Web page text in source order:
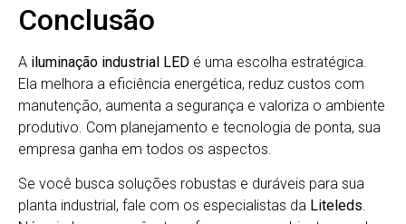
Conclusão
A iluminação industrial LED é uma escolha estratégica.
Ela melhora a eficiência energética, reduz custos com
manutenção, aumenta a segurança e valoriza o ambiente
produtivo. Com planejamento e tecnologia de ponta, sua
empresa ganha em todos os aspectos.
Se você busca soluções robustas e duráveis para sua
planta industrial, fale com os especialistas da Liteleds.